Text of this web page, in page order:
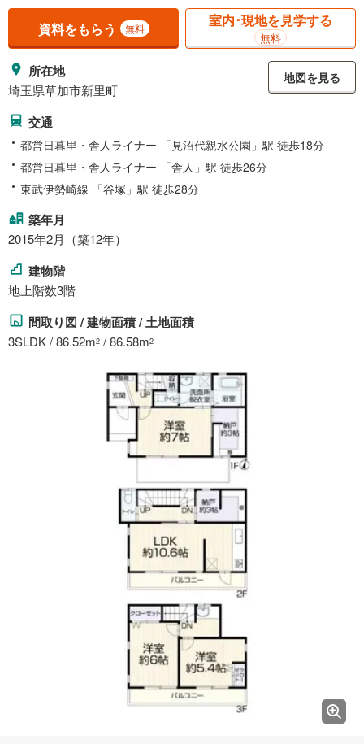
資料をもらう 無料 室内･現地を見学する
無料
所在地
埼玉県草加市新里町
地図を見る
交通
都営日暮里・舎人ライナー 「見沼代親水公園」駅 徒歩18分
都営日暮里・舎人ライナー 「舎人」駅 徒歩26分
東武伊勢崎線 「谷塚」駅 徒歩28分
築年月
2015年2月（築12年）
建物階
地上階数3階
間取り図 / 建物面積 / 土地面積
3SLDK / 86.52m2 / 86.58m2